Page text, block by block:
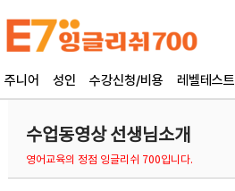
주니어 성인 수강신청/비용 레벨테스트
수업동영상 선생님소개
영어교육의 정점 잉글리쉬 700입니다.